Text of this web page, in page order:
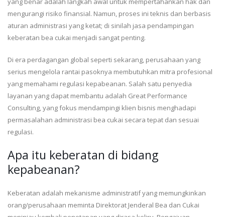
mengurangi risiko finansial. Namun, proses ini teknis dan berbasis
aturan administrasi yang ketat; di sinilah jasa pendampingan
keberatan bea cukai menjadi sangat penting.
Di era perdagangan global seperti sekarang, perusahaan yang
serius mengelola rantai pasoknya membutuhkan mitra profesional
yang memahami regulasi kepabeanan. Salah satu penyedia
layanan yang dapat membantu adalah Great Performance
Consulting, yang fokus mendampingi klien bisnis menghadapi
permasalahan administrasi bea cukai secara tepat dan sesuai
regulasi.
Apa itu keberatan di bidang
kepabeanan?
Keberatan adalah mekanisme administratif yang memungkinkan
orang/perusahaan meminta Direktorat Jenderal Bea dan Cukai